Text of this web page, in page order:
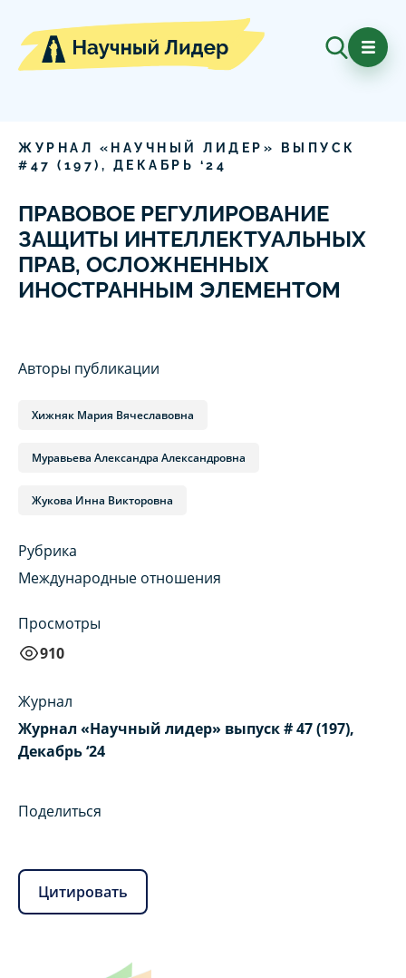
ЖУРНАЛ «НАУЧНЫЙ ЛИДЕР» ВЫПУСК
# 47 ( 197), ДЕКАБРЬ ‘24
ПРАВОВОЕ РЕГУЛИРОВАНИЕ
ЗАЩИТЫ ИНТЕЛЛЕКТУАЛЬНЫХ
ПРАВ, ОСЛОЖНЕННЫХ
ИНОСТРАННЫМ ЭЛЕМЕНТОМ
Авторы публикации
Хижняк Мария Вячеславовна
Муравьева Александра Александровна
Жукова Инна Викторовна
Рубрика
Международные отношения
Просмотры
910
Журнал
Журнал «Научный лидер» выпуск # 47 (197),
Декабрь ‘24
Поделиться
Цитировать